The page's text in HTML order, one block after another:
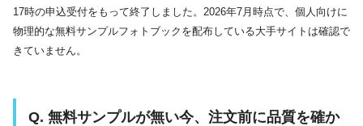
17時の申込受付をもって終了しました。2026年7月時点で、個人向けに
物理的な無料サンプルフォトブックを配布している大手サイトは確認で
きていません。
Q. 無料サンプルが無い今、注文前に品質を確か